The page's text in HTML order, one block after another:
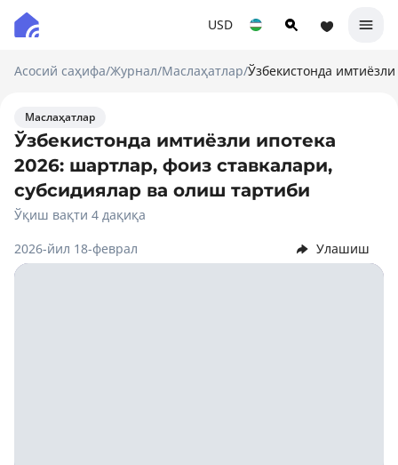
USD
Асосий саҳифа/Журнал/Маслаҳатлар/Ўзбекистонда
Маслаҳатлар
Ўзбекистонда имтиёзли ипотека
2026: шартлар, фоиз ставкалари,
субсидиялар ва олиш тартиби
Ўқиш вақти 4 дақиқа
2026-йил 18-феврал
Улашиш